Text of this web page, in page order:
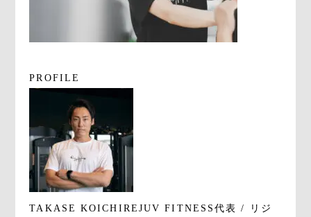
PROFILE
TAKASE KOICHI REJUV FITNESS代表 / リジ
入会・初回体験はこちら